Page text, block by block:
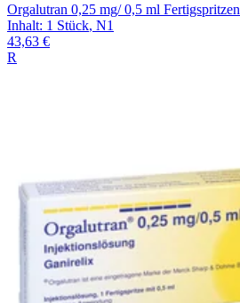
Orgalutran 0,25 mg/ 0,5 ml Fertigspritzen
Inhalt: 1 Stück, N1
43,63 €
R